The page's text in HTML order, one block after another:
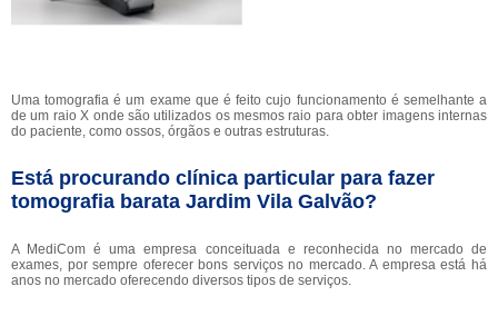
Uma tomografia é um exame que é feito cujo funcionamento é semelhante a
de um raio X onde são utilizados os mesmos raio para obter imagens internas
do paciente, como ossos, órgãos e outras estruturas.
Está procurando clínica particular para fazer
tomografia barata Jardim Vila Galvão?
A MediCom é uma empresa conceituada e reconhecida no mercado de
exames, por sempre oferecer bons serviços no mercado. A empresa está há
anos no mercado oferecendo diversos tipos de serviços.